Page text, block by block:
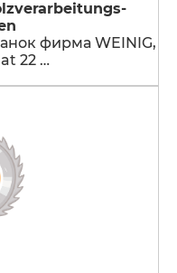
фирма WEINIG,
22 …